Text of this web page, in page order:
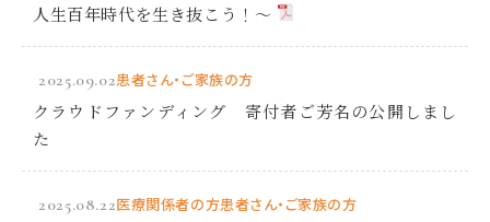
人生百年時代を生き抜こう！～
2025.09.02患者さん・ご家族の方
クラウドファンディング 寄付者ご芳名の公開しまし
た
2025.08.22医療関係者の方患者さん・ご家族の方